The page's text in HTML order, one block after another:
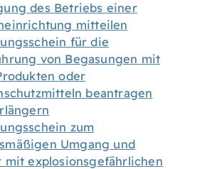
des Betriebs einer
mitteilen
für die
von Begasungen mit
oder
beantragen
zum
Umgang und
mit explosionsgefährlichen